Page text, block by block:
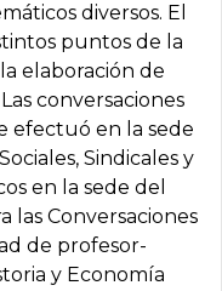
diversos. El
puntos de la
elaboración de
conversaciones
efectuó en la sede
Sindicales y
en la sede del
las Conversaciones
de profesor-
y Economía